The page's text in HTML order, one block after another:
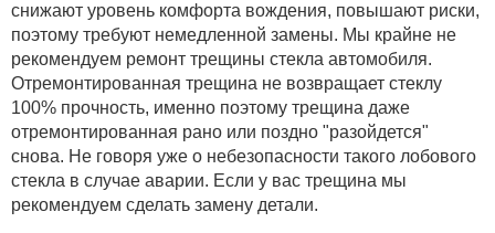
снижают уровень комфорта вождения, повышают риски,
поэтому требуют немедленной замены. Мы крайне не
рекомендуем ремонт трещины стекла автомобиля.
Отремонтированная трещина не возвращает стеклу
100% прочность, именно поэтому трещина даже
отремонтированная рано или поздно "разойдется"
снова. Не говоря уже о небезопасности такого лобового
стекла в случае аварии. Если у вас трещина мы
рекомендуем сделать замену детали.